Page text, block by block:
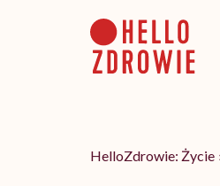
HelloZdrowie: Życie